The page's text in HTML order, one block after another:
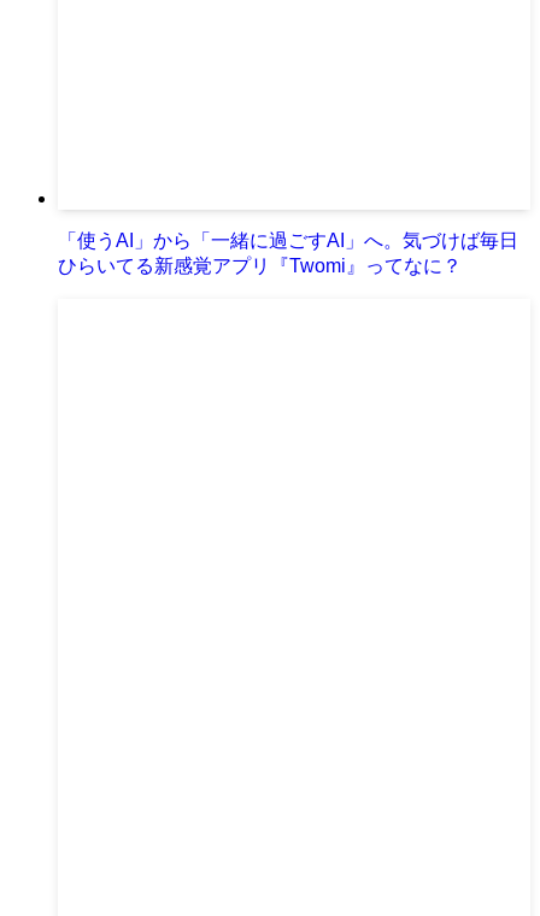
「使うAI」から「一緒に過ごすAI」へ。気づけば毎日
ひらいてる新感覚アプリ『Twomi』ってなに？